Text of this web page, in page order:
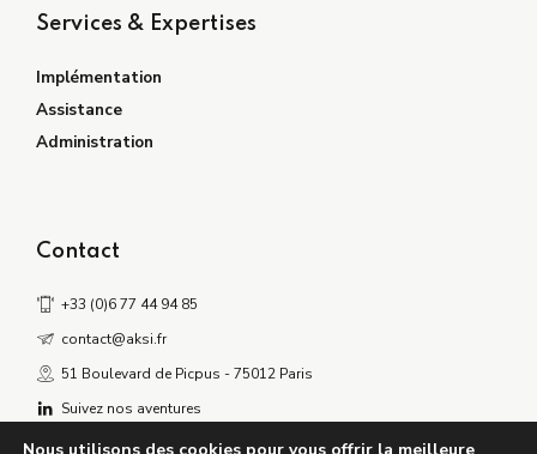
Services & Expertises
Implémentation
Assistance
Administration
Contact
+33 (0)6 77 44 94 85
contact@aksi.fr
51 Boulevard de Picpus - 75012 Paris
Suivez nos aventures